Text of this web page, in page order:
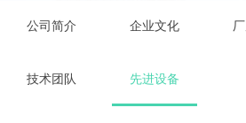
公司简介 企业文化
技术团队 先进设备